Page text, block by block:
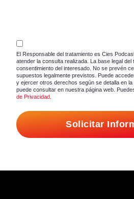
El Responsable del tratamiento es Cies
atender la consulta realizada. La base legal del
consentimiento del interesado. No se prevén
supuestos legalmente previstos. Puede
y ejercer otros derechos según se detalla en la
puede consultar en nuestra página web.
de Privacidad
Solicitar